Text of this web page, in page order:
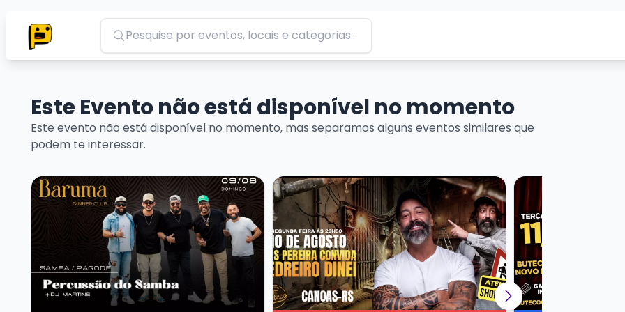
Pesquisar
Este Evento não está disponível no momento
Este evento não está disponível no momento, mas separamos alguns eventos similares que
podem te interessar.
Veja mais sobre Baruma Percussão do Samba + Dj MartinsVeja mais sobre CRIS PEREIRA - CONVIDA PEDREIRO DINEI
Veja mais sobre